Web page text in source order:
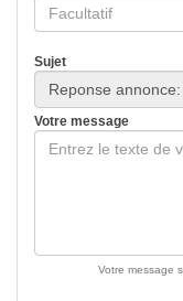
Sujet
Votre message
Votre message